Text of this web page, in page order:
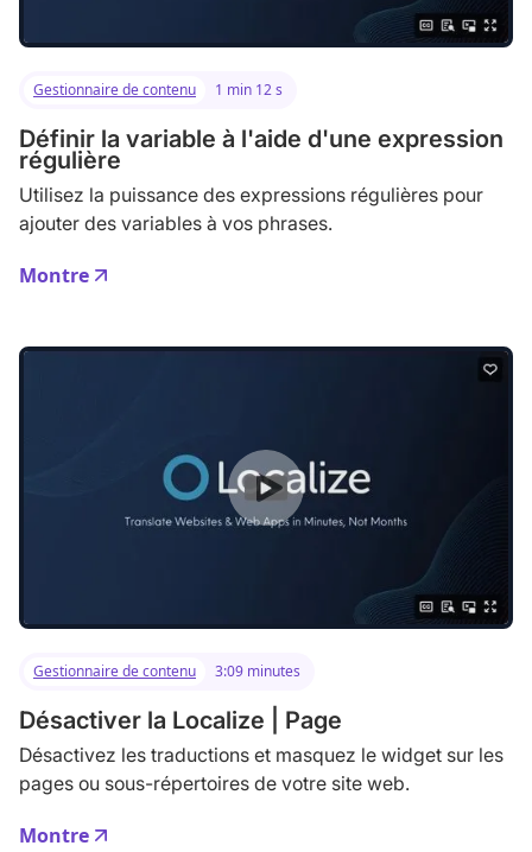
Gestionnaire de contenu 1 min 12 s
Définir la variable à l'aide d'une expression
régulière
Utilisez la puissance des expressions régulières pour
ajouter des variables à vos phrases.
Montre
Gestionnaire de contenu 3:09 minutes
Désactiver la Localize | Page
Désactivez les traductions et masquez le widget sur les
pages ou sous-répertoires de votre site web.
Montre